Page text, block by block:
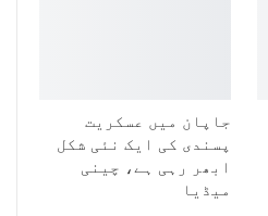
جاپان میں عسکریت
پسندی کی ایک نئی شکل
ابھر رہی ہے، چینی
میڈیا